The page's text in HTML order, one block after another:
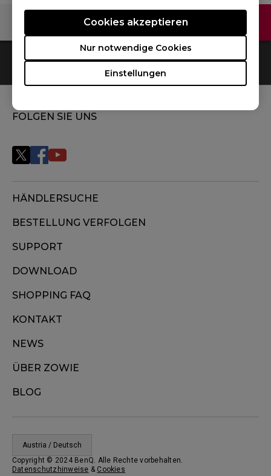
Einstellungen
Nur notwendige Cookies
Cookies akzeptierenKontaktiere uns
0 Ergebnisse Default
FOLGEN SIE UNS
HÄNDLERSUCHE
BESTELLUNG VERFOLGEN
SUPPORT
DOWNLOAD
SHOPPING FAQ
KONTAKT
NEWS
ÜBER ZOWIE
BLOG
Austria / Deutsch
Copyright © 2024 BenQ. Alle Rechte vorbehalten.
Datenschutzhinweise & Cookies